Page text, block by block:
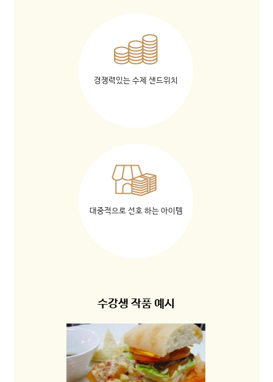
경쟁력있는 수제 샌드위치
대중적으로 선호 하는 아이템
수강생 작품 예시